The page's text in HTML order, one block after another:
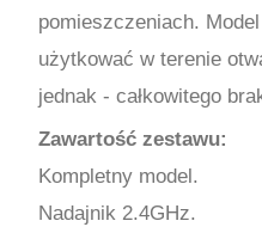
pomieszczeniach.
użytkować w terenie
jednak - całkowitego
Zawartość zestawu:
Kompletny model.
Nadajnik 2.4GHz.